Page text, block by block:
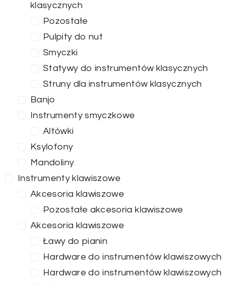
klasycznych
Pozostałe
Pulpity do nut
Smyczki
Statywy do instrumentów klasycznych
Struny dla instrumentów klasycznych
Banjo
Instrumenty smyczkowe
Altówki
Ksylofony
Mandoliny
Instrumenty klawiszowe
Akcesoria klawiszowe
Pozostałe akcesoria klawiszowe
Akcesoria klawiszowe
Ławy do pianin
Hardware do instrumentów klawiszowych
Hardware do instrumentów klawiszowych